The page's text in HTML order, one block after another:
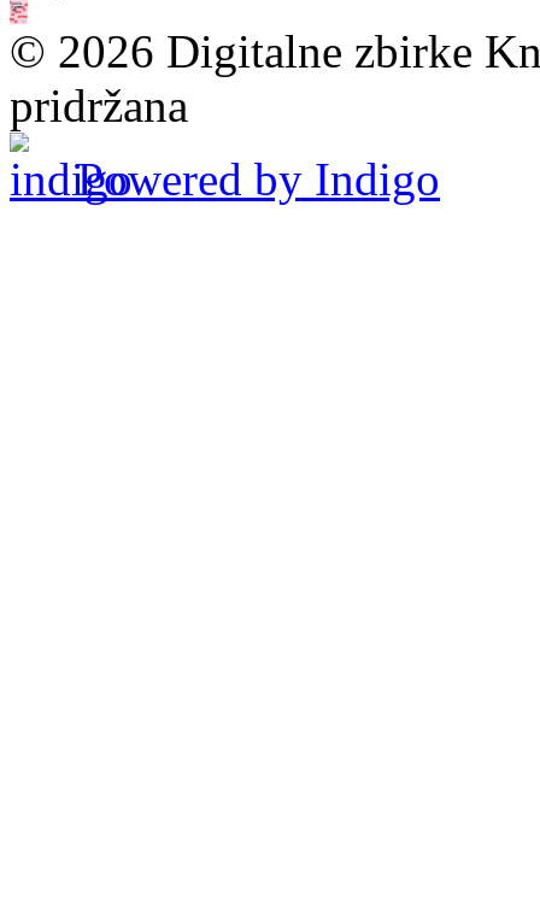
© 2026 Digitalne zbirke
pridržana
Powered by Indigo